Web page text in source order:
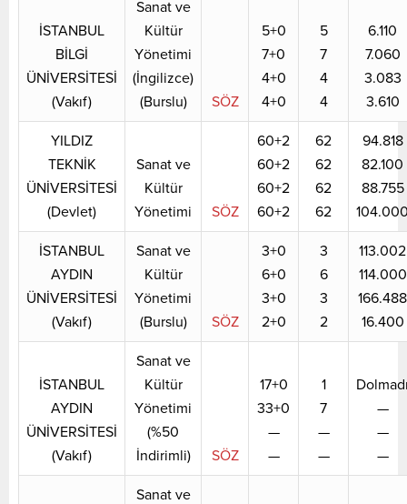
İSTANBUL
BİLGİ
ÜNİVERSİTESİ
(Vakıf)
Sanat ve
Kültür
Yönetimi
(İngilizce)
(Burslu)
SÖZ
5+0
7+0
4+0
4+0
5
7
4
4
6.110
7.060
3.083
3.610
YILDIZ
TEKNİK
ÜNİVERSİTESİ
(Devlet)
Sanat ve
Kültür
Yönetimi
SÖZ
60+2
60+2
60+2
60+2
62
62
62
62
94.818
82.100
88.755
İSTANBUL
AYDIN
ÜNİVERSİTESİ
(Vakıf)
Sanat ve
Kültür
Yönetimi
(Burslu)
SÖZ
3+0
6+0
3+0
2+0
3
6
3
2
113.002
114.000
166.488
16.400
İSTANBUL
AYDIN
ÜNİVERSİTESİ
(Vakıf)
Sanat ve
Kültür
Yönetimi
(%50
İndirimli)
SÖZ
17+0
33+0
—
—
1
7
—
—
—
—
—
Sanat ve